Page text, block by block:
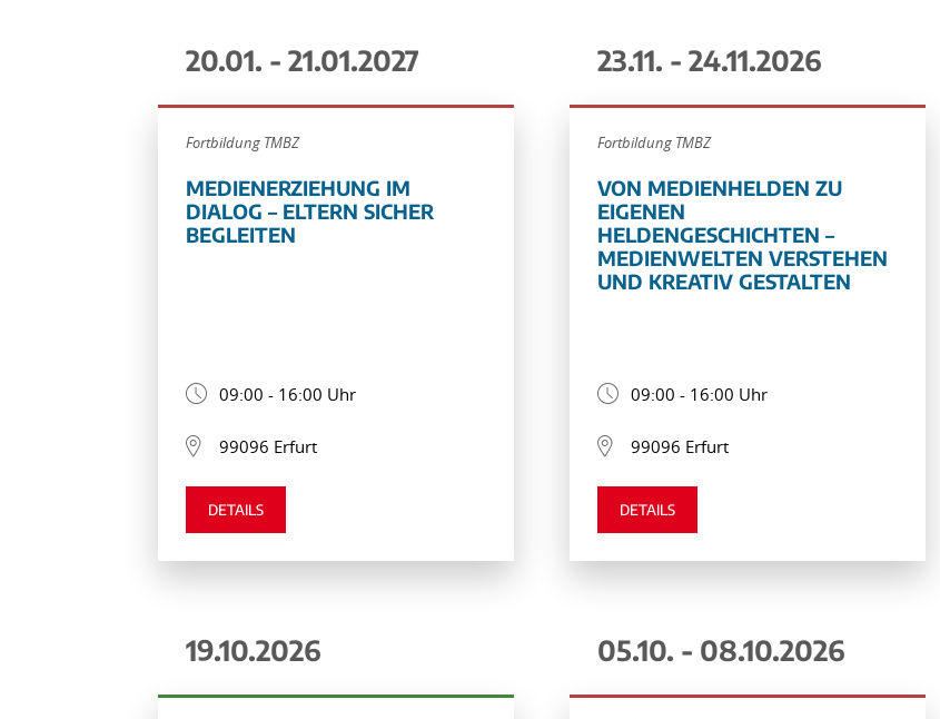
20.01. - 21.01.2027
Fortbildung TMBZ
MEDIENERZIEHUNG IM
DIALOG – ELTERN SICHER
BEGLEITEN
09:00 - 16:00 Uhr
99096 Erfurt
DETAILS
23.11. - 24.11.2026
Fortbildung TMBZ
VON MEDIENHELDEN ZU
EIGENEN
HELDENGESCHICHTEN –
MEDIENWELTEN VERSTEHEN
UND KREATIV GESTALTEN
09:00 - 16:00 Uhr
99096 Erfurt
DETAILS
19.10.2026 05.10. - 08.10.2026